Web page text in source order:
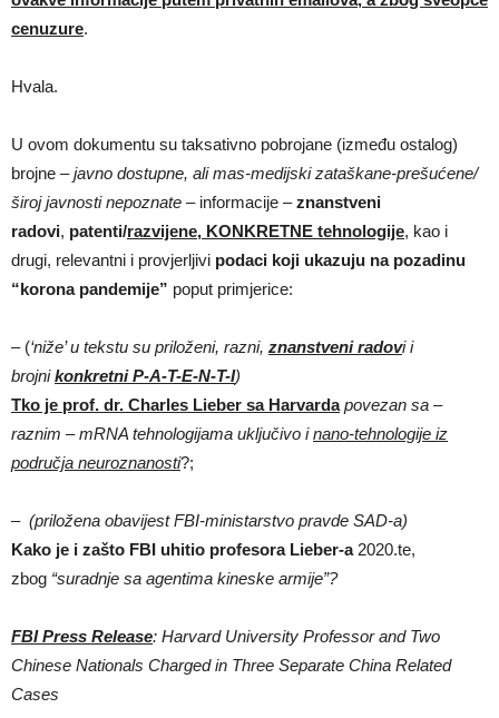
cenuzure.
Hvala.
U ovom dokumentu su taksativno pobrojane (između ostalog)
brojne – javno dostupne, ali mas-medijski zataškane-prešućene/
široj javnosti nepoznate – informacije –znanstveni
radovi, patenti/razvijene, KONKRETNE tehnologije, kao i
drugi, relevantni i provjerljivi podaci koji ukazuju na pozadinu
“korona pandemije” poput primjerice:
– (‘niže’ u tekstu su priloženi, razni, znanstveni radovi i
brojnikonkretniP-A-T-E-N-T-I)
Tko je prof. dr. Charles Lieber sa Harvarda povezan sa –
raznim – mRNA tehnologijama uključivo inano-tehnologije iz
područja neuroznanosti?;
– (priložena obavijest FBI-ministarstvo pravde SAD-a)
Kako je i zašto FBI uhitio profesora Lieber-a2020.te,
zbog “suradnje sa agentima kineske armije”?
FBI Press Release: Harvard University Professor and Two
Chinese Nationals Charged in Three Separate China Related
Cases